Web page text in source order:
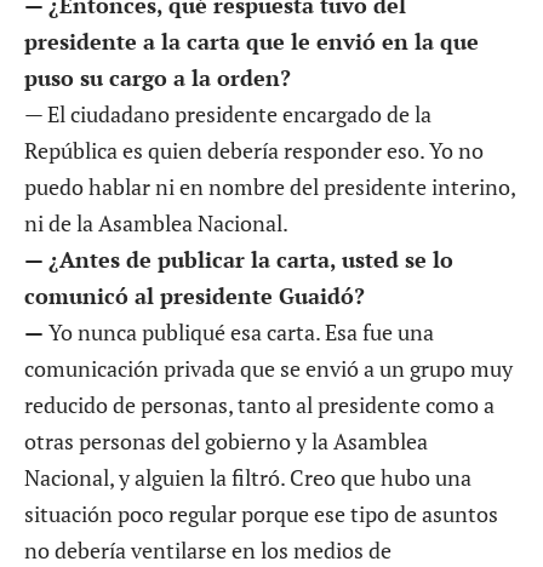
presidente a la carta que le envió en la que
puso su cargo a la orden?
— El ciudadano presidente encargado de la
República es quien debería responder eso. Yo no
puedo hablar ni en nombre del presidente interino,
ni de la Asamblea Nacional.
— ¿Antes de publicar la carta, usted se lo
comunicó al presidente Guaidó?
— Yo nunca publiqué esa carta. Esa fue una
comunicación privada que se envió a un grupo muy
reducido de personas, tanto al presidente como a
otras personas del gobierno y la Asamblea
Nacional, y alguien la filtró. Creo que hubo una
situación poco regular porque ese tipo de asuntos
no debería ventilarse en los medios de